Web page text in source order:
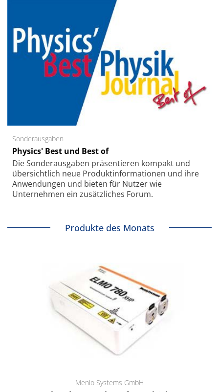
Sonderausgaben
Physics' Best und Best of
Die Sonder­ausgaben präsentieren kompakt und
übersichtlich neue Produkt­informationen und ihre
Anwendungen und bieten für Nutzer wie
Unternehmen ein zusätzliches Forum.
Produkte des Monats
Menlo Systems GmbH